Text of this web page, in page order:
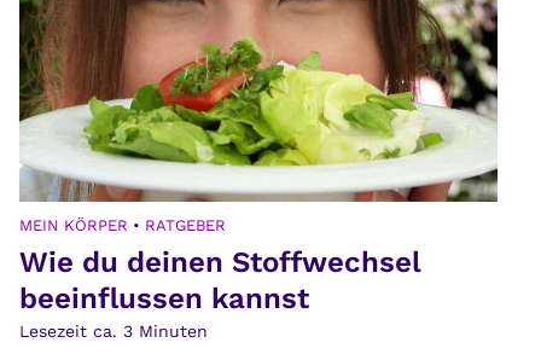
MEIN KÖRPER • RATGEBER
Wie du deinen Stoffwechsel
beeinflussen kannst
Lesezeit ca. 3 Minuten